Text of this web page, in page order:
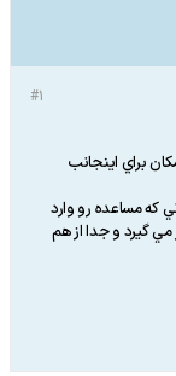
#1
براي اينجانب
كه مساعده رو وارد
گيرد و جدا از هم